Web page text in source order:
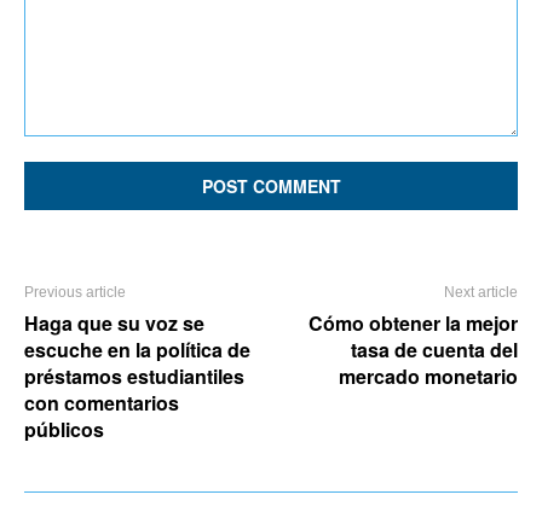
Previous article
Haga que su voz se
escuche en la política de
préstamos estudiantiles
con comentarios
públicos
Next article
Cómo obtener la mejor
tasa de cuenta del
mercado monetario